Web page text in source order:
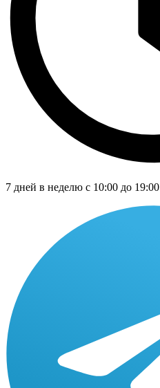
7 дней в неделю с 10:00 до 19:00